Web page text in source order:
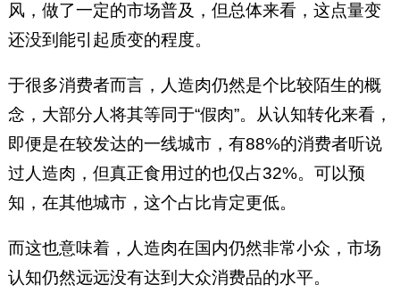
风，做了一定的市场普及，但总体来看，这点量变
还没到能引起质变的程度。
于很多消费者而言，人造肉仍然是个比较陌生的概
念，大部分人将其等同于“假肉”。从认知转化来看，
即便是在较发达的一线城市，有88%的消费者听说
过人造肉，但真正食用过的也仅占32%。可以预
知，在其他城市，这个占比肯定更低。
而这也意味着，人造肉在国内仍然非常小众，市场
认知仍然远远没有达到大众消费品的水平。